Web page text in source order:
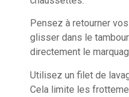
Pensez à retourner
glisser dans le
directement le
Utilisez un filet de
Cela limite les